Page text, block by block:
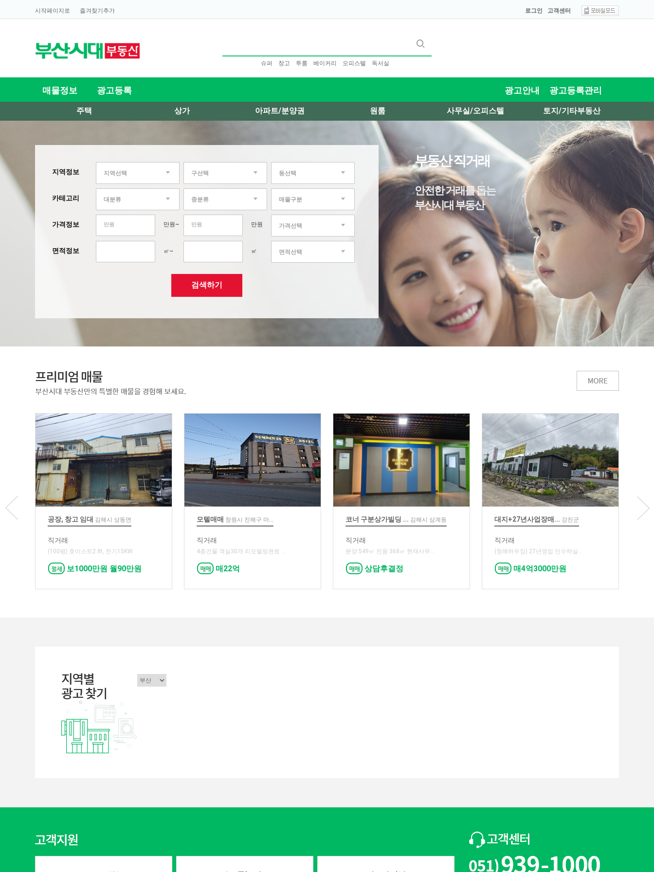
시작페이지로 즐겨찾기추가 로그인 고객센터
슈퍼 창고 투룸 베이커리 오피스텔 독서실
매물정보 광고등록 광고안내 광고등록관리
주택 상가 아파트/분양권 원룸 사무실/오피스텔 토지/기타부동산
지역정보 지역선택 구선택 동선택
카테고리 대분류 중분류 매물구분
가격정보 만원~ 만원 가격선택
면적정보 ㎡~ ㎡ 면적선택
검색하기
부동산 직거래
안전한 거래를 돕는
부산시대 부동산
공장, 창고 임대 김해시 상동면
직거래
(100평) 호이스트2.8t, 전기15KW
보1000만원 월90만원
모텔매매 창원시 진해구 마...
직거래
4층건물 객실30개 리모델링완료 ...
매22억
코너 구분상가빌딩 ... 김해시 삼계동
직거래
분양:549㎡ 전용:368㎡ 현재사무...
상담후결정
대지+27년사업장매... 강진군
직거래
(청해하우징) 27년영업 인수하실...
매4억3000만원
울산